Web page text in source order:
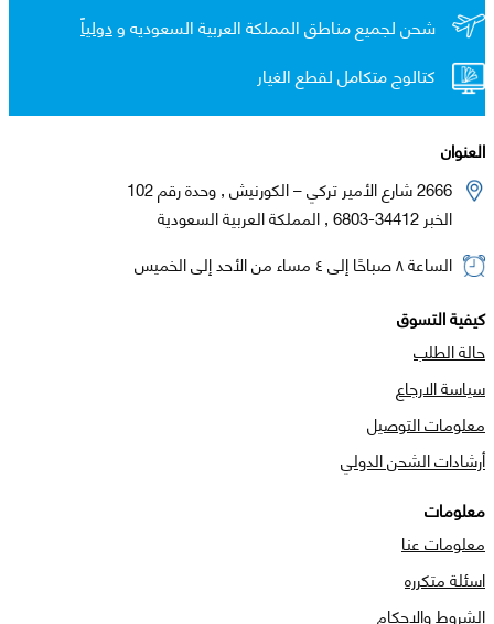
شحن لجميع مناطق المملكة العربية السعوديه ودولياً
كتالوج متكامل لقطع الغيار
العنوان
2666 شارع الأمير تركي – الكورنيش , وحدة رقم 102
الخبر 34412-6803 , المملكة العربية السعودية
الساعة ٨ صباحًا إلى ٤ مساء من الأحد إلى الخميس
كيفية التسوق
حالة الطلب
سياسة الارجاع
معلومات التوصيل
أرشادات الشحن الدولي
معلومات
معلومات عنا
اسئلة متكرره
الشروط والاحكام